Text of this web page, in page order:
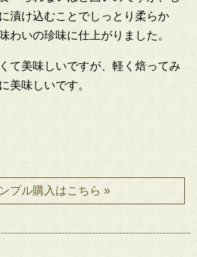
漬け込むことでしっとり柔らか
わいの珍味に仕上がりました。
て美味しいですが、軽く焙ってみ
美味しいです。
プル購入はこちら »